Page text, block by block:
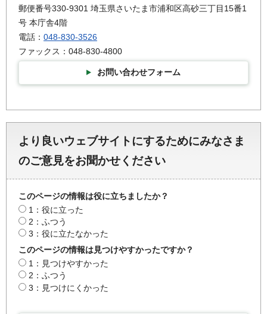
郵便番号330-9301 埼玉県さいたま市浦和区高砂三丁目15番1
号 本庁舎4階
電話： 048-830-3526
ファックス：048-830-4800
お問い合わせフォーム
より良いウェブサイトにするためにみなさま
のご意見をお聞かせください
このページの情報は役に立ちましたか？
1：役に立った
2：ふつう
3：役に立たなかった
このページの情報は見つけやすかったですか？
1：見つけやすかった
2：ふつう
3：見つけにくかった